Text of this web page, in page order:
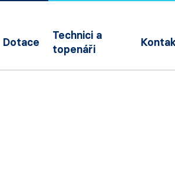
Dotace
Technici a
topenáři